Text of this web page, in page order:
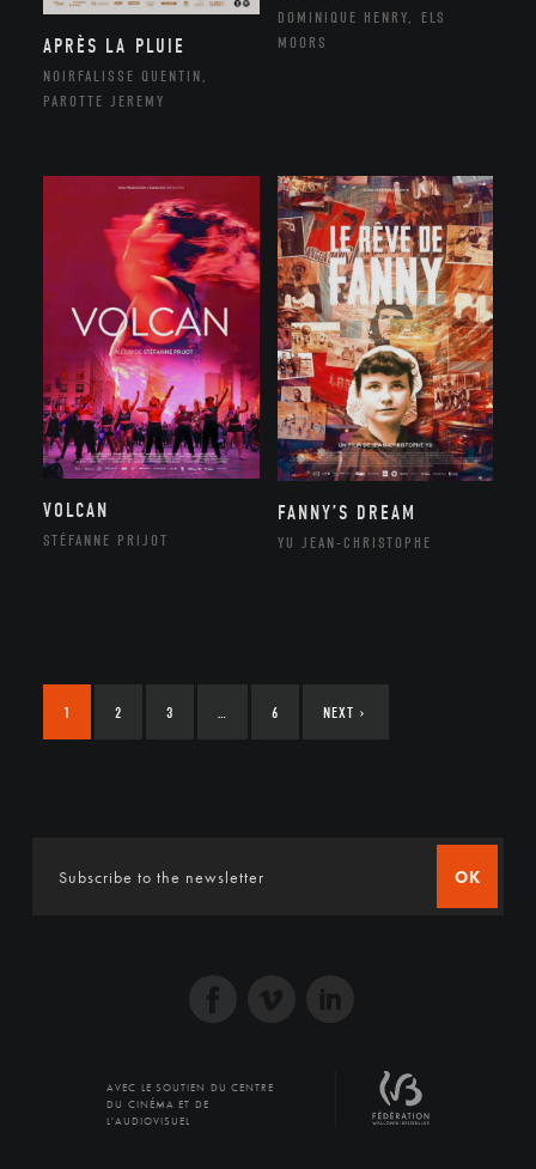
APRÈS LA PLUIE
NOIRFALISSE QUENTIN,
PAROTTE JEREMY
DOMINIQUE HENRY, ELS
MOORS
VOLCAN
STÉFANNE PRIJOT
FANNY’S DREAM
YU JEAN-CHRISTOPHE
1 2 3 … 6 NEXT ›
OK
AVEC LE SOUTIEN DU CENTRE
DU CINÉMA ET DE
L'AUDIOVISUEL